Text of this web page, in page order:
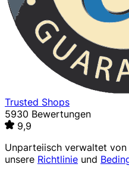
Trusted Shops
5930 Bewertungen
9,9
Unparteiisch verwaltet von
unsere Richtlinie und